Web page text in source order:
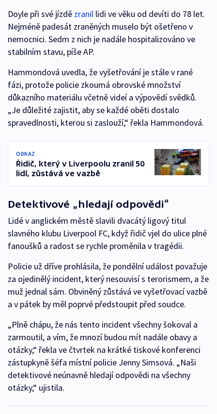
Doyle při své jízdě zranil lidi ve věku od devíti do 78 let.
Nejméně padesát zraněných muselo být ošetřeno v
nemocnici. Sedm z nich je nadále hospitalizováno ve
stabilním stavu, píše AP.
Hammondová uvedla, že vyšetřování je stále v rané
fázi, protože policie zkoumá obrovské množství
důkazního materiálu včetně videí a výpovědí svědků.
„Je důležité zajistit, aby se každé oběti dostalo
spravedlnosti, kterou si zaslouží,“ řekla Hammondová.
ODKAZ
Řidič, který v Liverpoolu zranil 50
lidí, zůstává ve vazbě
Detektivové „hledají odpovědi“
Lidé v anglickém městě slavili dvacátý ligový titul
slavného klubu Liverpool FC, když řidič vjel do ulice plné
fanoušků a radost se rychle proměnila v tragédii.
Policie už dříve prohlásila, že pondělní událost považuje
za ojedinělý incident, který nesouvisí s terorismem, a že
muž jednal sám. Obviněný zůstává ve vyšetřovací vazbě
a v pátek by měl poprvé předstoupit před soudce.
„Plně chápu, že nás tento incident všechny šokoval a
zarmoutil, a vím, že mnozí budou mít nadále obavy a
otázky,“ řekla ve čtvrtek na krátké tiskové konferenci
zástupkyně šéfa místní policie Jenny Simsová. „Naši
detektivové neúnavně hledají odpovědi na všechny
otázky,“ ujistila.